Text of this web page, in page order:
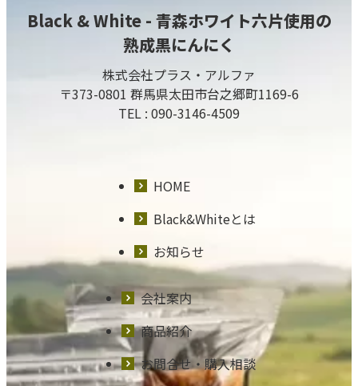
Black & White - 青森ホワイト六片使用の
熟成黒にんにく
株式会社プラス・アルファ
〒373-0801 群馬県太田市台之郷町1169-6
TEL : 090-3146-4509
HOME
Black&Whiteとは
お知らせ
会社案内
商品紹介
お問合せ・購入相談